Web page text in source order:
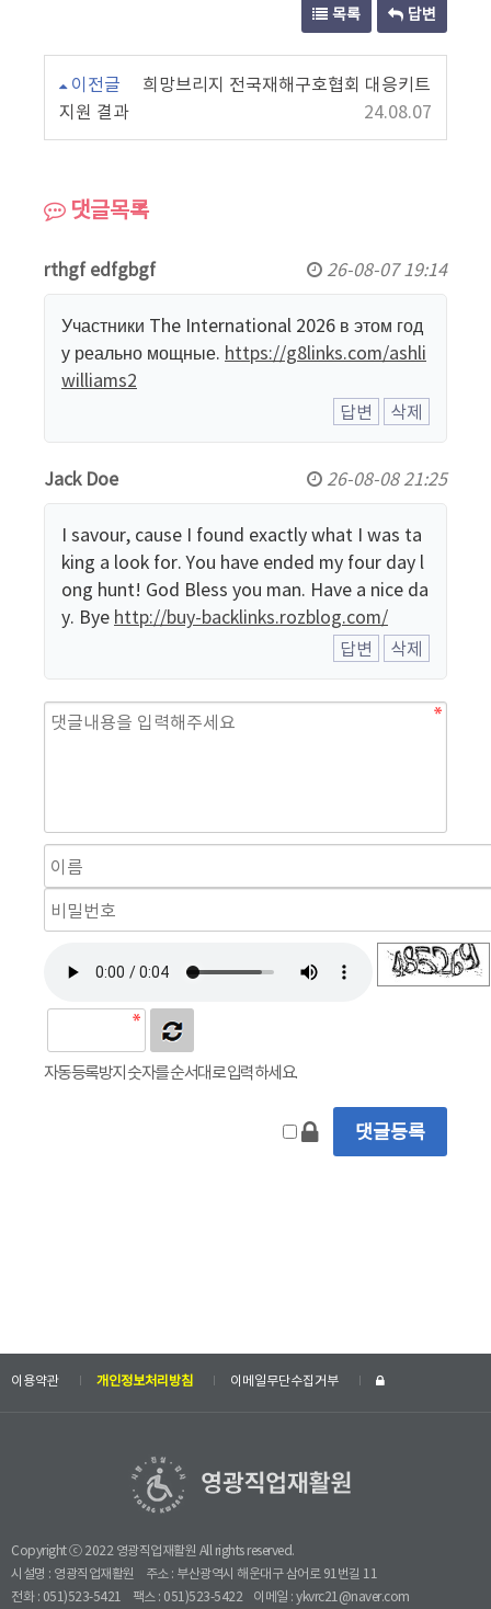
목록 답변
이전글
희망브리지 전국재해구호협회 대응키트
지원 결과
24.08.07
댓글목록
rthgf edfgbgf 26-08-07 19:14
Участники The International 2026 в этом год
у реально мощные. https://g8links.com/ashli
williams2
답변
삭제
Jack Doe 26-08-08 21:25
I savour, cause I found exactly what I was ta
king a look for. You have ended my four day l
ong hunt! God Bless you man. Have a nice da
y. Bye http://buy-backlinks.rozblog.com/
답변
삭제
자동등록방지 숫자를 순서대로 입력하세요.
이용약관 개인정보처리방침 이메일무단수집거부
Copyright ⓒ 2022 영광직업재활원 All rights reserved.
시설명 : 영광직업재활원
주소 : 부산광역시 해운대구 삼어로 91번길 11
전화 : 051)523-5421
팩스 : 051)523-5422 이메일 : ykvrc21@naver.com